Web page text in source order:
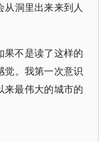
洞里出来来到人
果不是读了这样的
觉。我第一次意识
最伟大的城市的